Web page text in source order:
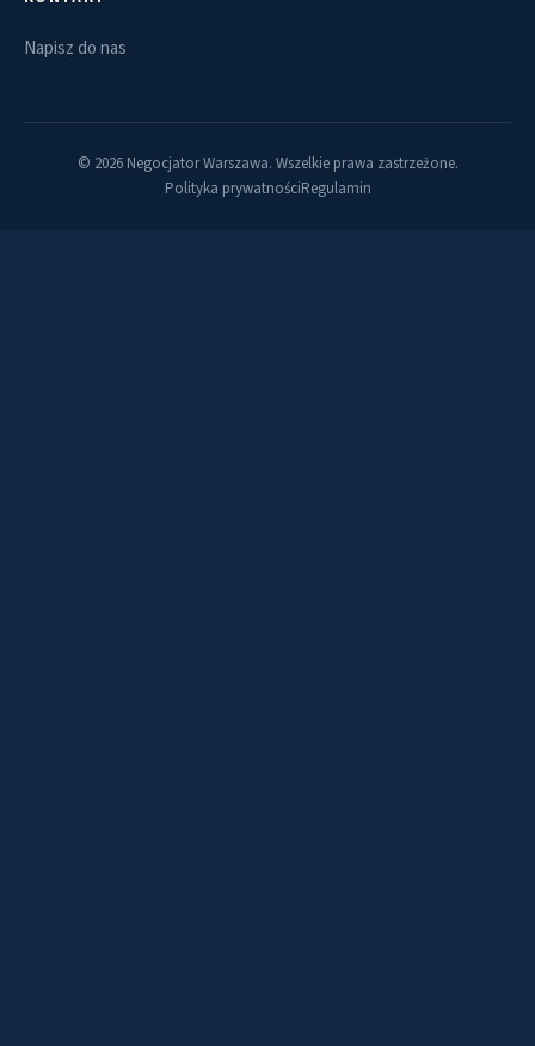
Napisz do nas
© 2026 Negocjator Warszawa. Wszelkie prawa zastrzeżone.
Polityka prywatnościRegulamin